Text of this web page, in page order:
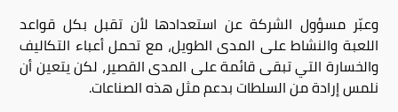
وعبّر مسؤول الشركة عن استعدادها لأن تقبل بكل قواعد
اللعبة والنشاط على المدى الطويل، مع تحمل أعباء التكاليف
والخسارة التي تبقى قائمة على المدى القصير، لكن يتعين أن
نلمس إرادة من السلطات بدعم مثل هذه الصناعات.